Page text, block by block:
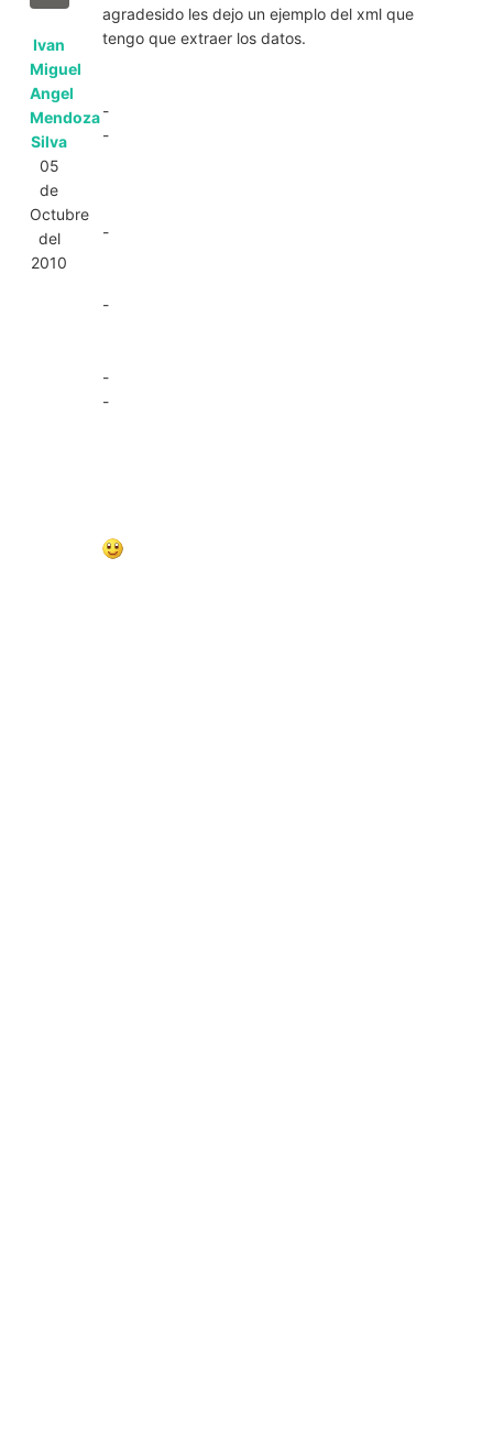
Ivan
Miguel
Angel
Mendoza
Silva
05
de
Octubre
del
2010
agradesido les dejo un ejemplo del xml que
tengo que extraer los datos.
-
-
-
-
-
-